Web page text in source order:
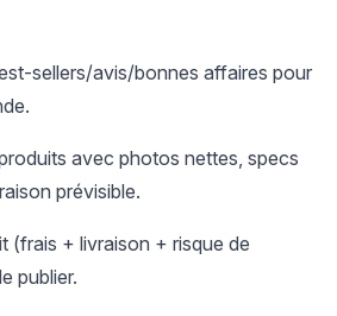
sellers/avis/bonnes affaires pour
avec photos nettes, specs
prévisible.
(frais + livraison + risque de
publier.